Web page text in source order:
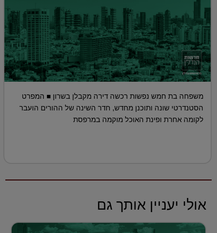
משפחה בת חמש נפשות רכשה דירה מקבלן בשרון ■ המפרט
הסטנדרטי שונה ותוכנן מחדש, חדר השינה של ההורים הועבר
לקומה אחרת ופינת האוכל מוקמה במרפסת
אולי יעניין אותך גם